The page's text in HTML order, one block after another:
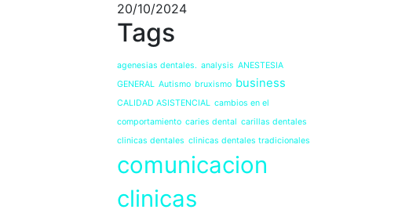
20/10/2024
Tags
agenesias dentales. analysis ANESTESIA
GENERAL Autismo bruxismo business
CALIDAD ASISTENCIAL cambios en el
comportamiento caries dental carillas dentales
clinicas dentales clinicas dentales tradicionales
comunicacion
clinicas